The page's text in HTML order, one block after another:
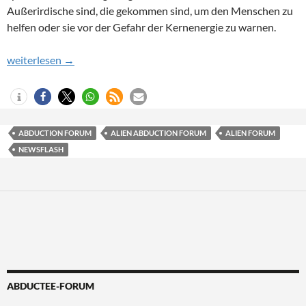
Außerirdische sind, die gekommen sind, um den Menschen zu
helfen oder sie vor der Gefahr der Kernenergie zu warnen.
Newsflash 01/2023
weiterlesen →
ABDUCTION FORUM ALIEN ABDUCTION FORUM
ALIEN FORUM
NEWSFLASH
ABDUCTEE-FORUM